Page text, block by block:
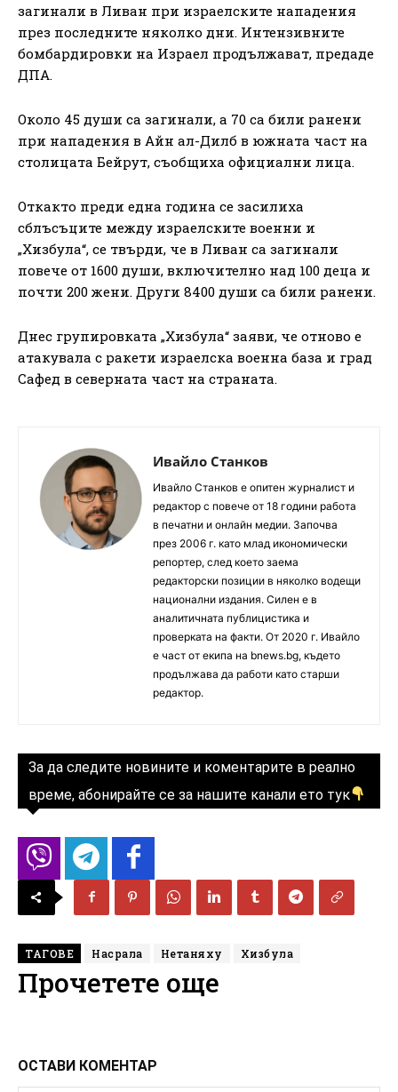
загинали в Ливан при израелските нападения
през последните няколко дни. Интензивните
бомбардировки на Израел продължават, предаде
ДПА.
Около 45 души са загинали, а 70 са били ранени
при нападения в Айн ал-Дилб в южната част на
столицата Бейрут, съобщиха официални лица.
Откакто преди една година се засилиха
сблъсъците между израелските военни и
„Хизбула“, се твърди, че в Ливан са загинали
повече от 1600 души, включително над 100 деца и
почти 200 жени. Други 8400 души са били ранени.
Днес групировката „Хизбула“ заяви, че отново е
атакувала с ракети израелска военна база и град
Сафед в северната част на страната.
Ивайло Станков
Ивайло Станков е опитен журналист и
редактор с повече от 18 години работа
в печатни и онлайн медии. Започва
през 2006 г. като млад икономически
репортер, след което заема
редакторски позиции в няколко водещи
национални издания. Силен е в
аналитичната публицистика и
проверката на факти. От 2020 г. Ивайло
е част от екипа на bnews.bg, където
продължава да работи като старши
редактор.
За да следите новините и коментарите в реално
време, абонирайте се за нашите канали ето тук
ТАГОВЕ Насрала Нетаняху Хизбула
Прочетете още
ОСТАВИ КОМЕНТАР